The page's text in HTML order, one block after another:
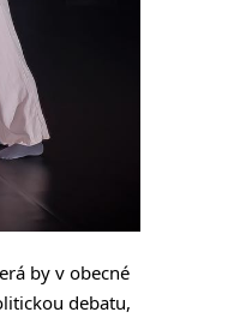
by v obecné
debatu,